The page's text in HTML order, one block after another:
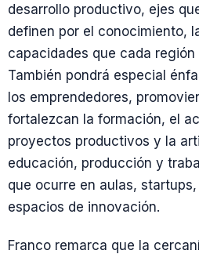
desarrollo productivo, ejes
definen por el conocimiento,
capacidades que cada región
También pondrá especial
los emprendedores,
fortalezcan la formación, el
proyectos productivos y la
educación, producción y
que ocurre en aulas,
espacios de innovación.
Franco remarca que la